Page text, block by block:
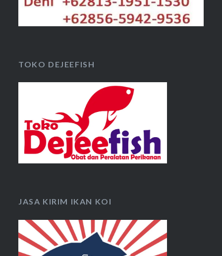
TOKO DEJEEFISH
JASA KIRIM IKAN KOI